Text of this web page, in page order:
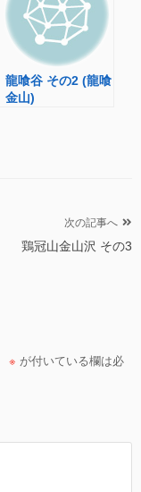
龍喰谷 その2 (龍喰
金山)
次の記事へ
鶏冠山金山沢 その3
※ が付いている欄は必